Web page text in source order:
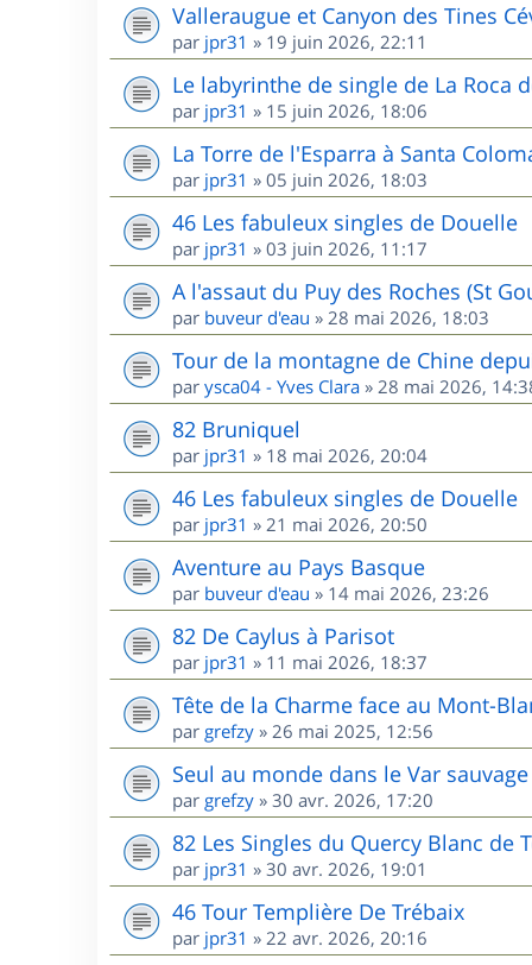
Valleraugue et Canyon des Tines
par jpr31 » 19 juin 2026, 22:11
Le labyrinthe de single de La Roca
par jpr31 » 15 juin 2026, 18:06
La Torre de l'Esparra à Santa
par jpr31 » 05 juin 2026, 18:03
46 Les fabuleux singles de Douelle
par jpr31 » 03 juin 2026, 11:17
A l'assaut du Puy des Roches (St
par buveur d'eau » 28 mai 2026, 18:03
Tour de la montagne de Chine
par ysca04 - Yves Clara » 28 mai 2026,
82 Bruniquel
par jpr31 » 18 mai 2026, 20:04
46 Les fabuleux singles de Douelle
par jpr31 » 21 mai 2026, 20:50
Aventure au Pays Basque
par buveur d'eau » 14 mai 2026, 23:26
82 De Caylus à Parisot
par jpr31 » 11 mai 2026, 18:37
Tête de la Charme face au Mont-
par grefzy » 26 mai 2025, 12:56
Seul au monde dans le Var
par grefzy » 30 avr. 2026, 17:20
82 Les Singles du Quercy Blanc de
par jpr31 » 30 avr. 2026, 19:01
46 Tour Templière De Trébaix
par jpr31 » 22 avr. 2026, 20:16